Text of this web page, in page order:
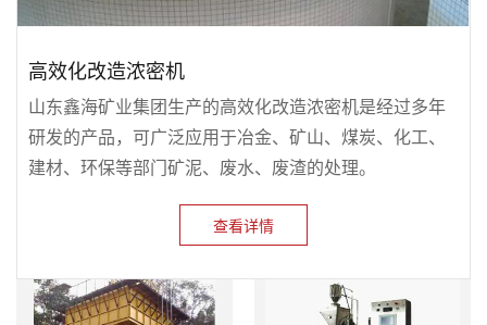
高效化改造浓密机
山东鑫海矿业集团生产的高效化改造浓密机是经过多年
研发的产品，可广泛应用于冶金、矿山、煤炭、化工、
建材、环保等部门矿泥、废水、废渣的处理。
查看详情